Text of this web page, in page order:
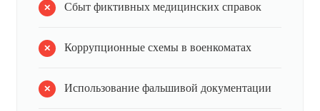
Сбыт фиктивных медицинских справок
Коррупционные схемы в военкоматах
Использование фальшивой документации